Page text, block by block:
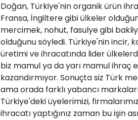
Doğan, Türkiye'nin organik ürün
Fransa, İngiltere gibi ülkeler
mercimek, nohut, fasulye gibi
olduğunu söyledi. Türkiye'nin incir,
üretimi ve ihracatında lider
biz mamul ya da yarı mamul ihraç
kazandırmıyor. Sonuçta siz Türk
ama orada farklı yabancı
Türkiye'deki üyelerimizi,
ihracatı yaptığınız zaman bu işin